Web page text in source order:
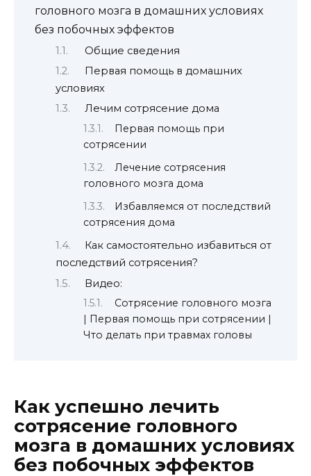
головного мозга в домашних условиях
без побочных эффектов
Общие сведения
Первая помощь в домашних
условиях
Лечим сотрясение дома
Первая помощь при
сотрясении
Лечение сотрясения
головного мозга дома
Избавляемся от последствий
сотрясения дома
Как самостоятельно избавиться от
последствий сотрясения?
Видео:
Сотрясение головного мозга
| Первая помощь при сотрясении |
Что делать при травмах головы
Как успешно лечить
сотрясение головного
мозга в домашних условиях
без побочных эффектов